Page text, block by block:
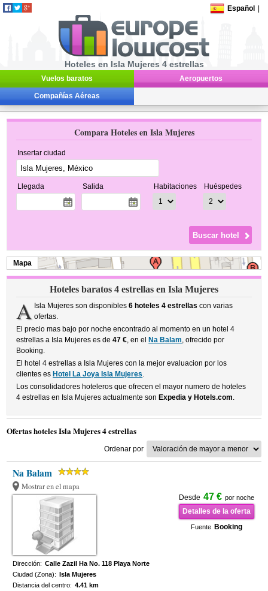
Español
Hoteles en Isla Mujeres 4 estrellas
Vuelos baratos Aeropuertos
Compañías Aéreas
Compara Hoteles en Isla Mujeres
Insertar ciudad
Llegada Salida Habitaciones Huéspedes
Mapa
Hoteles baratos 4 estrellas en Isla Mujeres
A Isla Mujeres son disponibles 6 hoteles 4 estrellas con varias
ofertas.
El precio mas bajo por noche encontrado al momento en un hotel 4
estrellas a Isla Mujeres es de47 €, en el Na Balam, ofrecido por
Booking.
El hotel 4 estrellas a Isla Mujeres con la mejor evaluacion por los
clientes es Hotel La Joya Isla Mujeres.
Los consolidadores hoteleros que ofrecen el mayor numero de hoteles
4 estrellas en Isla Mujeres actualmente son Expedia y Hotels.com.
Ofertas hoteles Isla Mujeres 4 estrellas
Ordenar por
Na Balam
Mostrar en el mapa
Desde 47 € por noche
Detalles de la oferta
Fuente Booking
Dirección: Calle Zazil Ha No. 118 Playa Norte
Ciudad (Zona): Isla Mujeres
Distancia del centro: 4.41 km